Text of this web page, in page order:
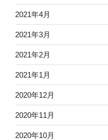
2021年4月
2021年3月
2021年2月
2021年1月
2020年12月
2020年11月
2020年10月